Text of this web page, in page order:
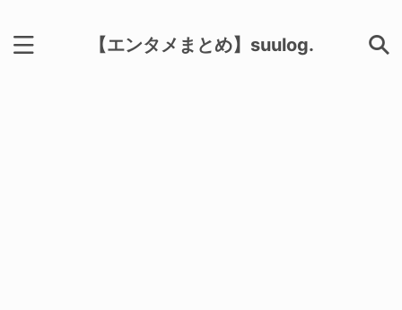
【エンタメまとめ】suulog.